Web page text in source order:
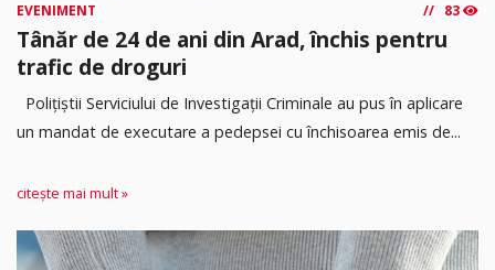
EVENIMENT 83
Tânăr de 24 de ani din Arad, închis pentru
trafic de droguri
Polițiștii Serviciului de Investigații Criminale au pus în aplicare
un mandat de executare a pedepsei cu închisoarea emis de...
citește mai mult »